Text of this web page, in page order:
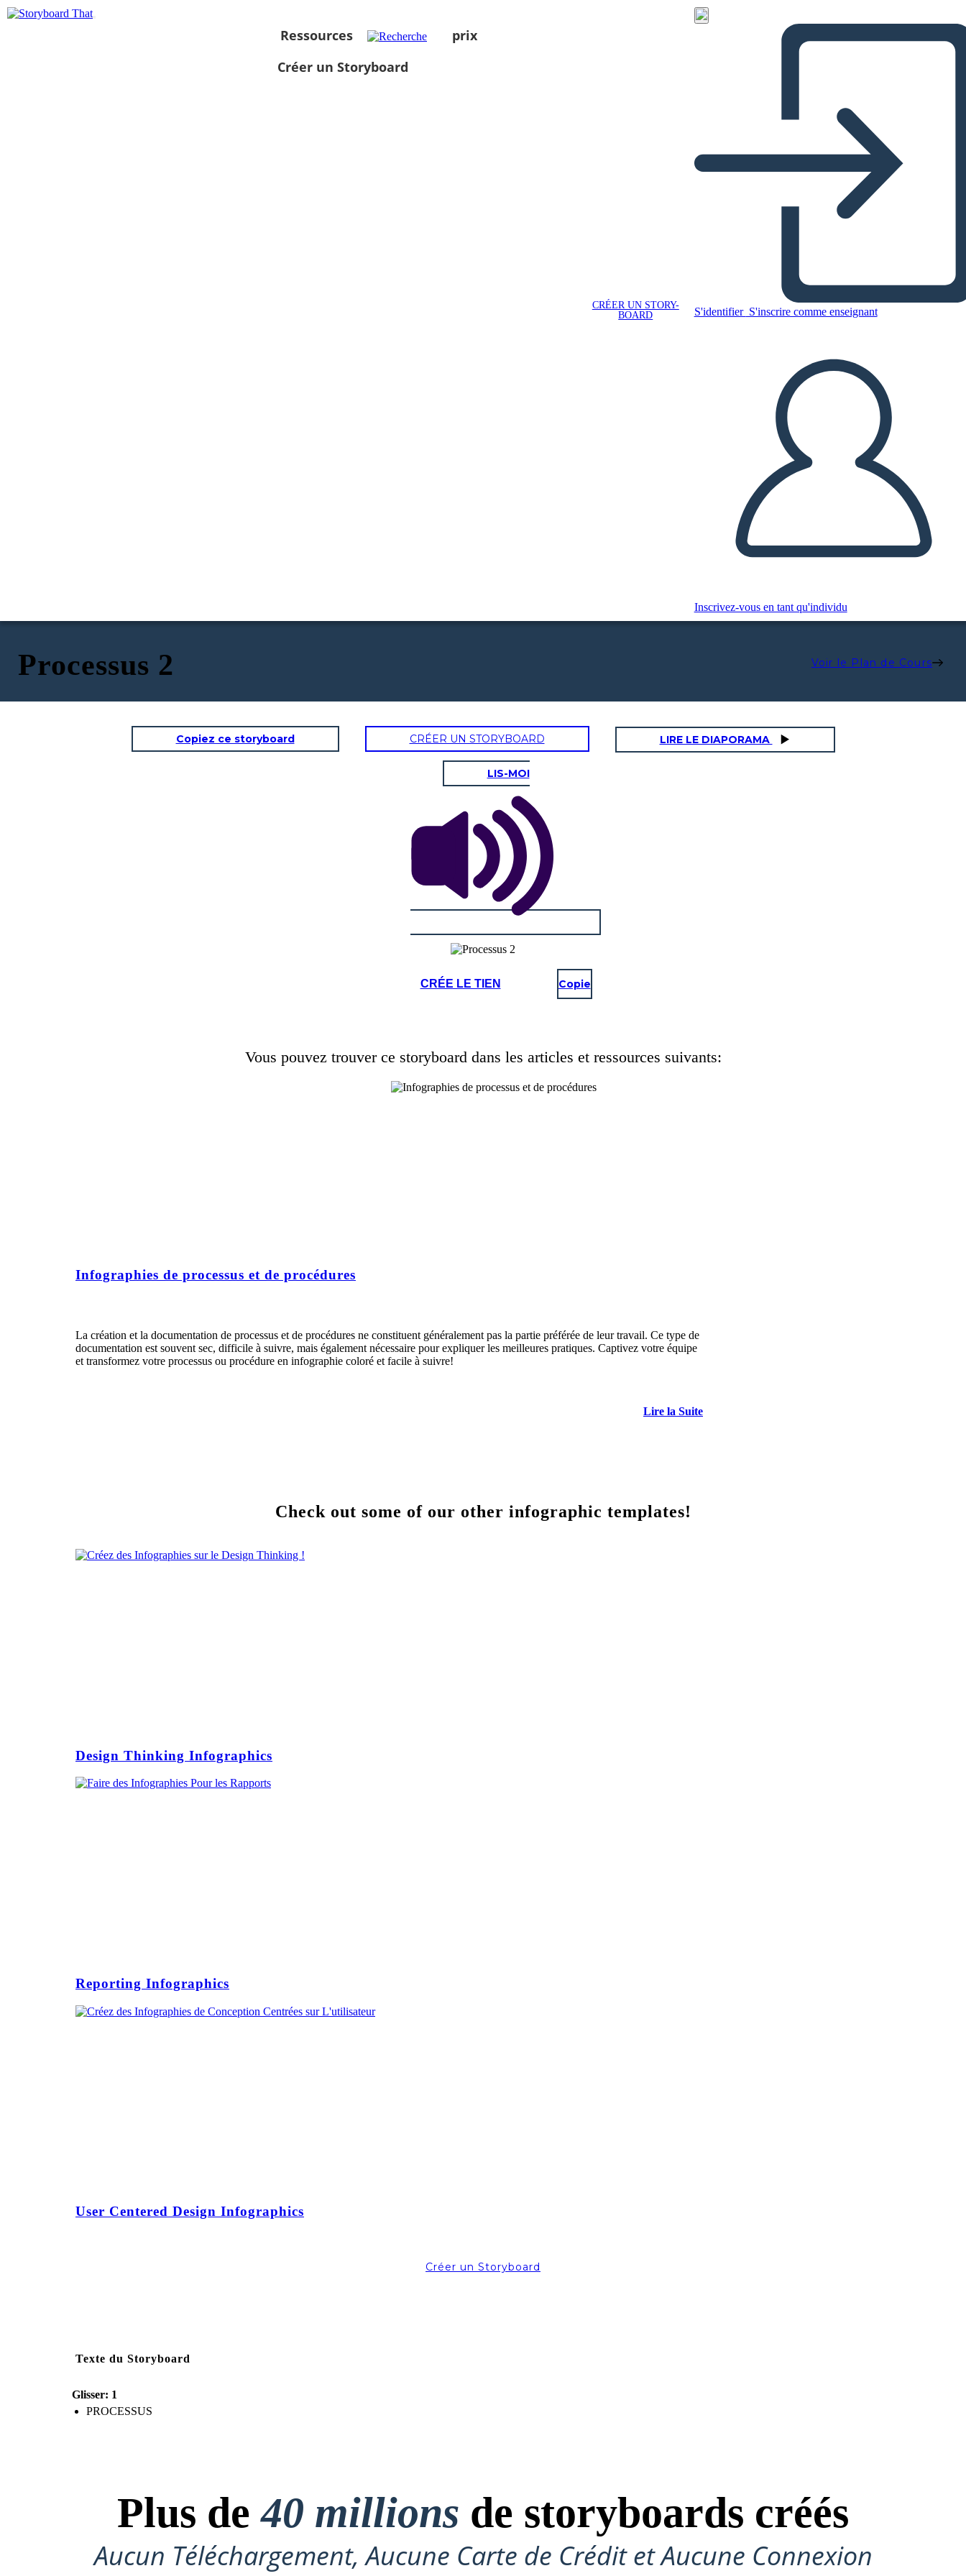
Ressources
prix
Créer un Storyboard
CRÉER UN STORY-
BOARD
S'identifier S'inscrire comme enseignant
Inscrivez-vous en tant qu'individu
Processus 2 Voir le Plan de Cours
Copiez ce storyboard CRÉER UN STORYBOARD LIRE LE DIAPORAMA
LIS-MOI
CRÉE LE TIEN Copie
Vous pouvez trouver ce storyboard dans les articles et ressources suivants:
Infographies de processus et de procédures
La création et la documentation de processus et de procédures ne constituent généralement pas la partie préférée de leur travail. Ce type de
documentation est souvent sec, difficile à suivre, mais également nécessaire pour expliquer les meilleures pratiques. Captivez votre équipe
et transformez votre processus ou procédure en infographie coloré et facile à suivre!
Lire la Suite
Check out some of our other infographic templates!
Design Thinking Infographics
Reporting Infographics
User Centered Design Infographics
Créer un Storyboard
Texte du Storyboard
Glisser: 1
PROCESSUS
Plus de40 millions de storyboards créés
Aucun Téléchargement, Aucune Carte de Crédit et Aucune Connexion